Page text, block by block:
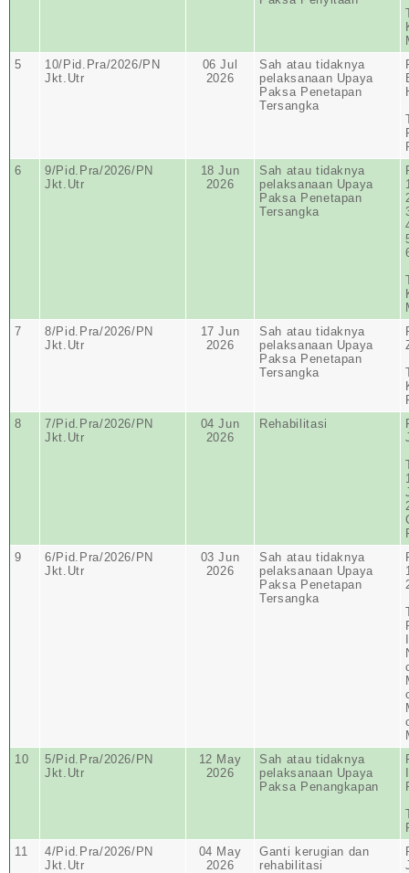
5
10/Pid.Pra/2026/PN
Jkt.Utr
06 Jul
2026
Sah atau tidaknya
pelaksanaan Upaya
Paksa Penetapan
Tersangka
6
9/Pid.Pra/2026/PN
Jkt.Utr
18 Jun
2026
Sah atau tidaknya
pelaksanaan Upaya
Paksa Penetapan
Tersangka
7
8/Pid.Pra/2026/PN
Jkt.Utr
17 Jun
2026
Sah atau tidaknya
pelaksanaan Upaya
Paksa Penetapan
Tersangka
8
7/Pid.Pra/2026/PN
Jkt.Utr
04 Jun
2026
Rehabilitasi
9
6/Pid.Pra/2026/PN
Jkt.Utr
03 Jun
2026
Sah atau tidaknya
pelaksanaan Upaya
Paksa Penetapan
Tersangka
10
5/Pid.Pra/2026/PN
Jkt.Utr
12 May
2026
Sah atau tidaknya
pelaksanaan Upaya
Paksa Penangkapan
11
4/Pid.Pra/2026/PN
Jkt.Utr
04 May
2026
Ganti kerugian dan
rehabilitasi